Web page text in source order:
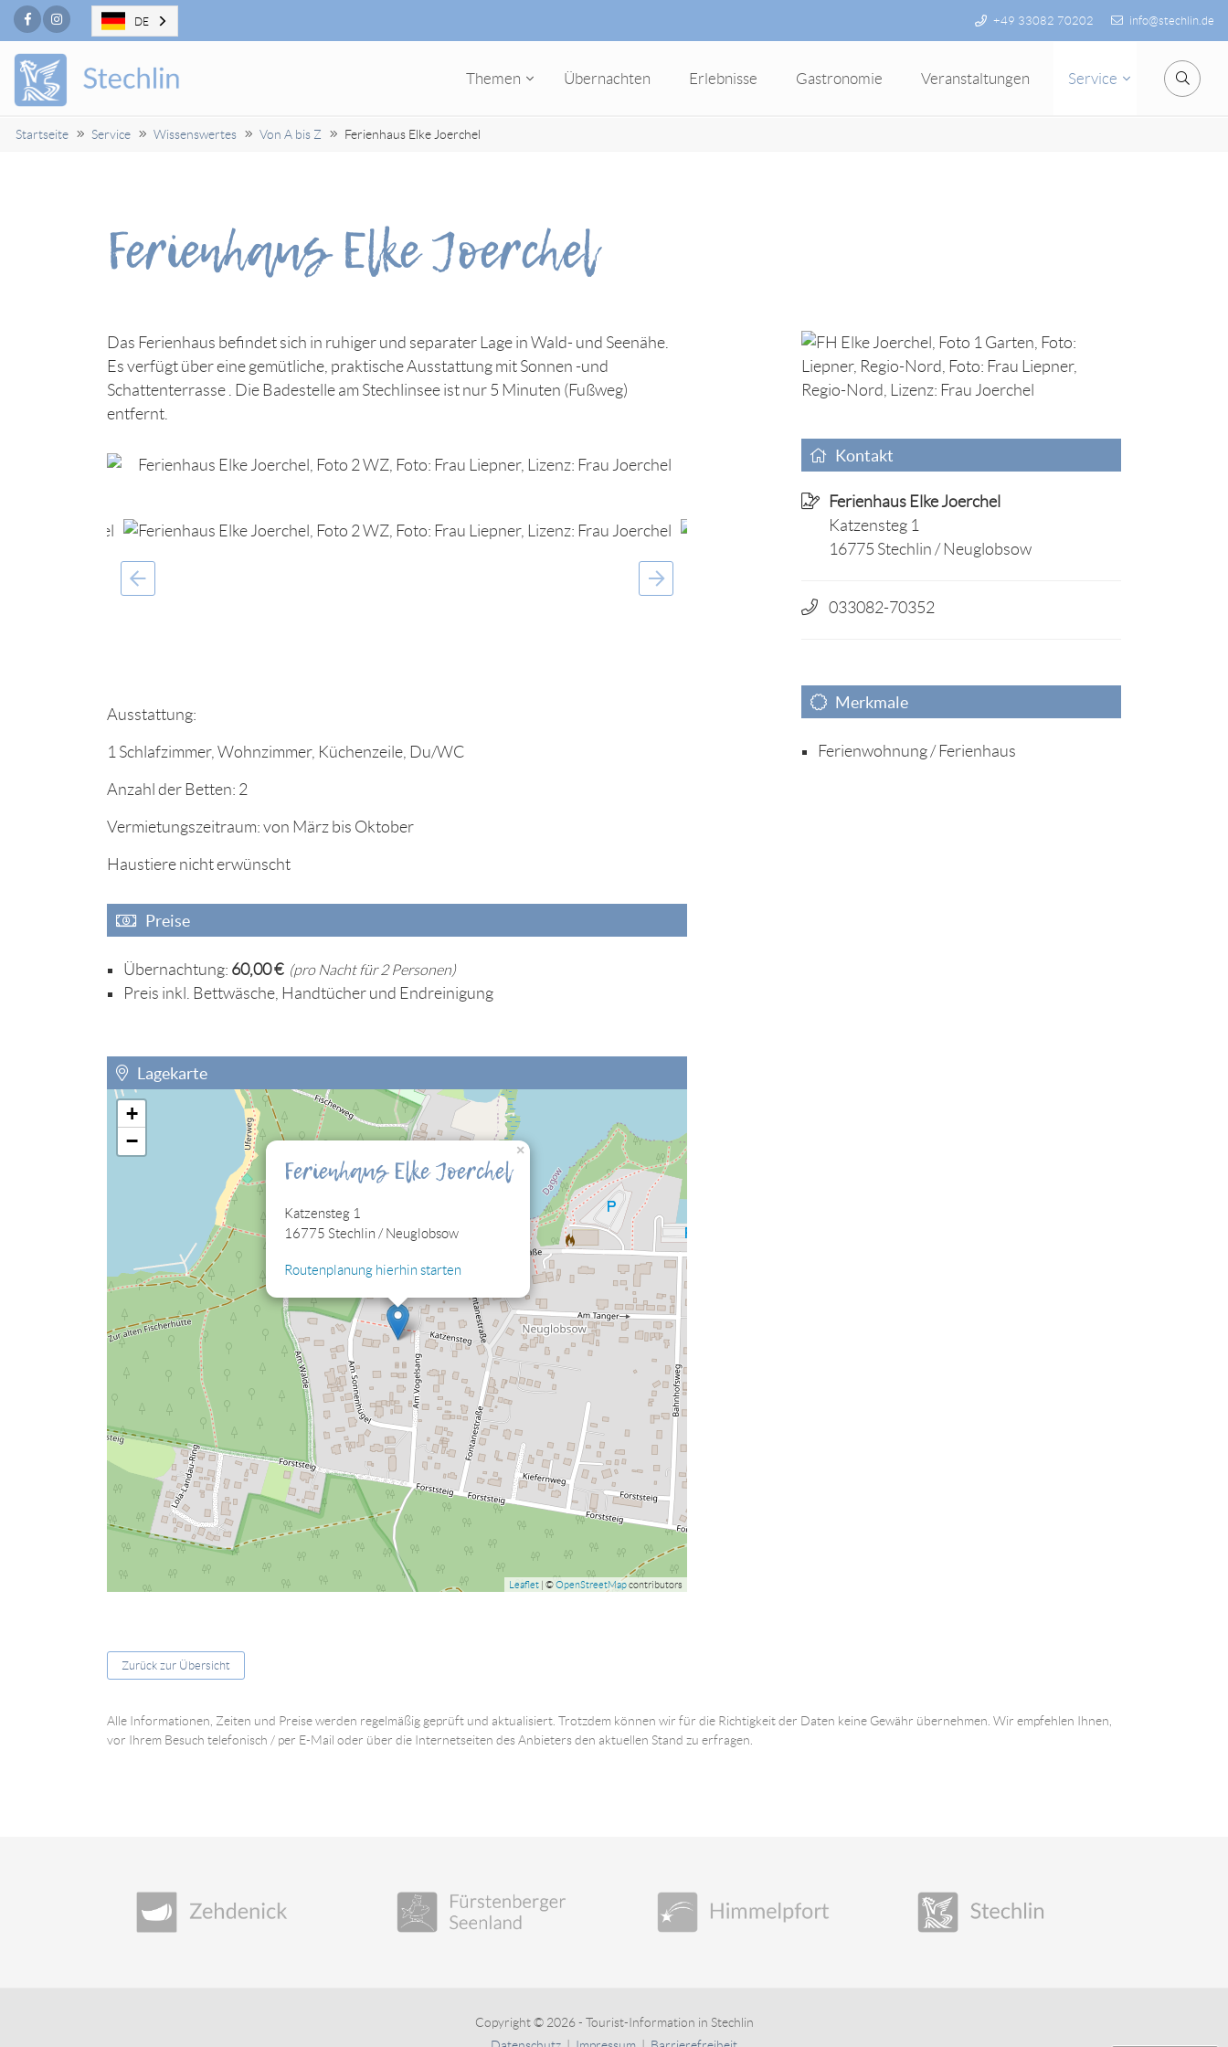
FacebookInstagram +49 33082 70202 info@stechlin.de
Themen Übernachten Erlebnisse Gastronomie Veranstaltungen Service Suche
Startseite Service Wissenswertes Von A bis Z Ferienhaus Elke Joerchel
Ferienhaus Elke Joerchel
Das Ferienhaus befindet sich in ruhiger und separater Lage in Wald- und Seenähe.
Es verfügt über eine gemütliche, praktische Ausstattung mit Sonnen -und
Schattenterrasse . Die Badestelle am Stechlinsee ist nur 5 Minuten (Fußweg)
entfernt.
Ausstattung:
1 Schlafzimmer, Wohnzimmer, Küchenzeile, Du/WC
Anzahl der Betten: 2
Vermietungszeitraum: von März bis Oktober
Haustiere nicht erwünscht
Preise
Übernachtung: 60,00 €(pro Nacht für 2 Personen)
Preis inkl. Bettwäsche, Handtücher und Endreinigung
Lagekarte
Sie müssen die Cookies der Kategorie "Personalisierung" zulassen, damit Sie die hier
eingebettete Lagekarte sehen können.
Cookies jetzt bearbeiten
Ferienhaus Elke Joerchel
Katzensteg 1
16775 Stechlin / Neuglobsow
Routenplanung hierhin starten
×
+
−
Leaflet | ©OpenStreetMapcontributors
Kontakt
Ferienhaus Elke Joerchel
Katzensteg 1
16775 Stechlin / Neuglobsow
033082-70352
Merkmale
Ferienwohnung / Ferienhaus
Zurück zur Übersicht
Alle Informationen, Zeiten und Preise werden regelmäßig geprüft und aktualisiert. Trotzdem können wir für die Richtigkeit der Daten keine Gewähr übernehmen. Wir empfehlen Ihnen,
vor Ihrem Besuch telefonisch / per E-Mail oder über die Internetseiten des Anbieters den aktuellen Stand zu erfragen.
Copyright © 2026 - Tourist-Information in Stechlin
DE